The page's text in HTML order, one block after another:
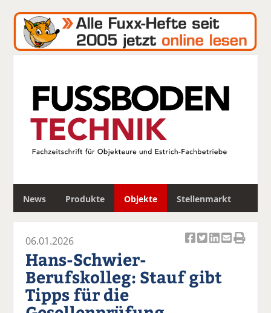
News Produkte Objekte Stellenmarkt
c
k
el
k
el
k k
06.01.2026
Hans-Schwier-
Berufskolleg: Stauf gibt
Tipps für die